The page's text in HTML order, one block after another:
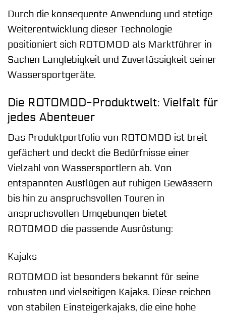
Durch die konsequente Anwendung und stetige
Weiterentwicklung dieser Technologie
positioniert sich ROTOMOD als Marktführer in
Sachen Langlebigkeit und Zuverlässigkeit seiner
Wassersportgeräte.
Die ROTOMOD-Produktwelt: Vielfalt für
jedes Abenteuer
Das Produktportfolio von ROTOMOD ist breit
gefächert und deckt die Bedürfnisse einer
Vielzahl von Wassersportlern ab. Von
entspannten Ausflügen auf ruhigen Gewässern
bis hin zu anspruchsvollen Touren in
anspruchsvollen Umgebungen bietet
ROTOMOD die passende Ausrüstung:
Kajaks
ROTOMOD ist besonders bekannt für seine
robusten und vielseitigen Kajaks. Diese reichen
von stabilen Einsteigerkajaks, die eine hohe